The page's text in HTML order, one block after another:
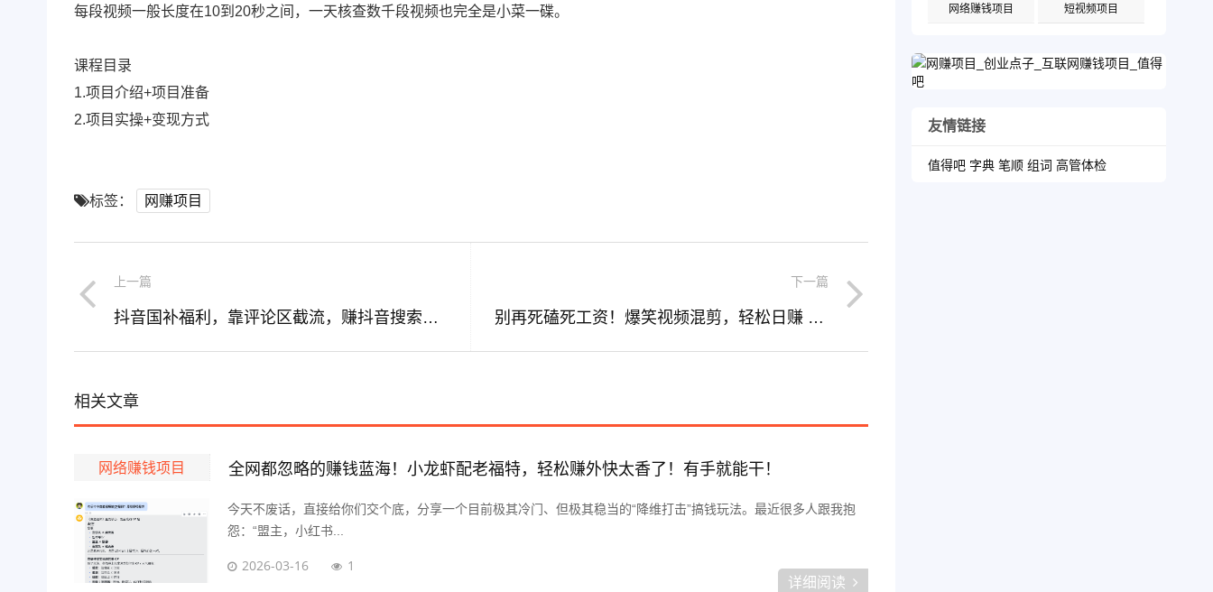
每段视频一般长度在10到20秒之间，一天核查数千段视频也完全是小菜一碟。
课程目录
1.项目介绍+项目准备
2.项目实操+变现方式
标签： 网赚项目
上一篇
抖音国补福利，靠评论区截流，赚抖音搜索佣金，小白当天见收益，日入500+
下一篇
别再死磕死工资！爆笑视频混剪，轻松日赚 300+
相关文章
网络赚钱项目 全网都忽略的赚钱蓝海！小龙虾配老福特，轻松赚外快太香了！有手就能干！
今天不废话，直接给你们交个底，分享一个目前极其冷门、但极其稳当的“降维打击”搞钱玩法。最近很多人跟我抱
怨：“盟主，小红书...
2026-03-16 1
详细阅读
网络赚钱项目 短视频项目
友情链接
值得吧 字典 笔顺 组词 高管体检